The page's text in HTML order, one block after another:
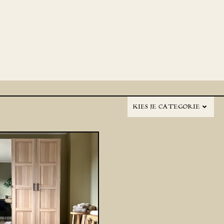
KIES JE CATEGORIE